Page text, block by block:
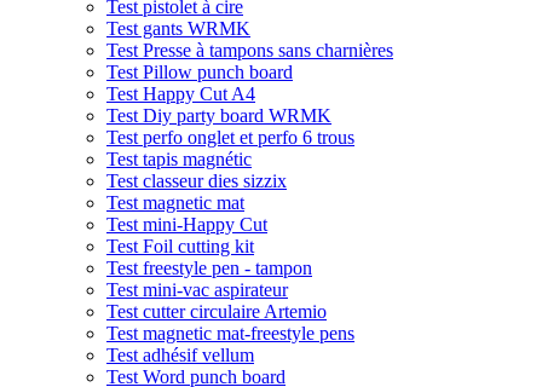
Test pistolet à cire
Test gants WRMK
Test Presse à tampons sans charnières
Test Pillow punch board
Test Happy Cut A4
Test Diy party board WRMK
Test perfo onglet et perfo 6 trous
Test tapis magnétic
Test classeur dies sizzix
Test magnetic mat
Test mini-Happy Cut
Test Foil cutting kit
Test freestyle pen - tampon
Test mini-vac aspirateur
Test cutter circulaire Artemio
Test magnetic mat-freestyle pens
Test adhésif vellum
Test Word punch board